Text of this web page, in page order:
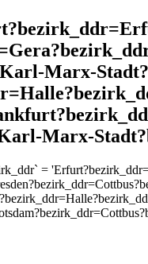
Marx-
Marx-
=